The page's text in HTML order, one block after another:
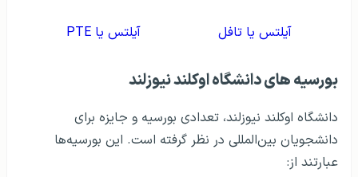
آيلتس يا تافل آیلتس یا PTE
بورسيه های دانشگاه اوکلند نیوزلند
دانشگاه اوکلند نیوزلند، تعدادی بورسیه و جایزه برای
دانشجویان بین‌المللی در نظر گرفته است. این بورسیه‌ها
عبارتند از: